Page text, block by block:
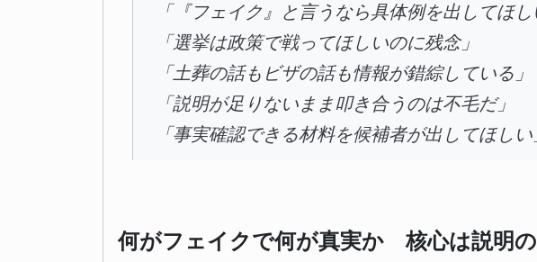
「『フェイク』と言うなら具体例を出してほし
「選挙は政策で戦ってほしいのに残念」
「土葬の話もビザの話も情報が錯綜している」
「説明が足りないまま叩き合うのは不毛だ」
「事実確認できる材料を候補者が出してほしい
何がフェイクで何が真実か 核心は説明